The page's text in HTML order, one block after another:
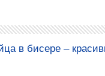
в бисере –